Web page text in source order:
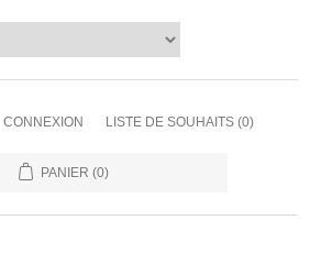
CONNEXION LISTE DE SOUHAITS (0)
PANIER (0)